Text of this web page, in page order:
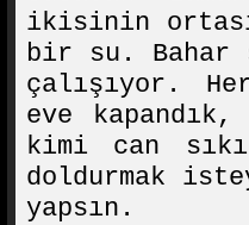
ikisinin
bir su. Bahar
çalışıyor.
eve
kimi can
doldurmak
yapsın.